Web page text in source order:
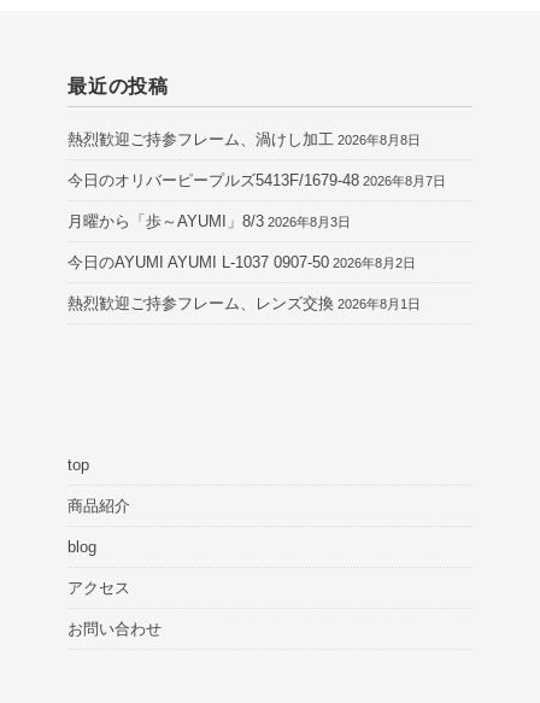
最近の投稿
熱烈歓迎ご持参フレーム、渦けし加工 2026年8月8日
今日のオリバーピープルズ5413F/1679-48 2026年8月7日
月曜から「歩～AYUMI」8/3 2026年8月3日
今日のAYUMI AYUMI L-1037 0907-50 2026年8月2日
熱烈歓迎ご持参フレーム、レンズ交換 2026年8月1日
top
商品紹介
blog
アクセス
お問い合わせ